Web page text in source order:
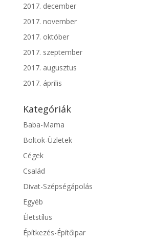
2017. december
2017. november
2017. október
2017. szeptember
2017. augusztus
2017. április
Kategóriák
Baba-Mama
Boltok-Üzletek
Cégek
Család
Divat-Szépségápolás
Egyéb
Életstílus
Építkezés-Építőipar